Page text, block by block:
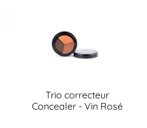
Trio correcteur
Concealer - Vin Rosé